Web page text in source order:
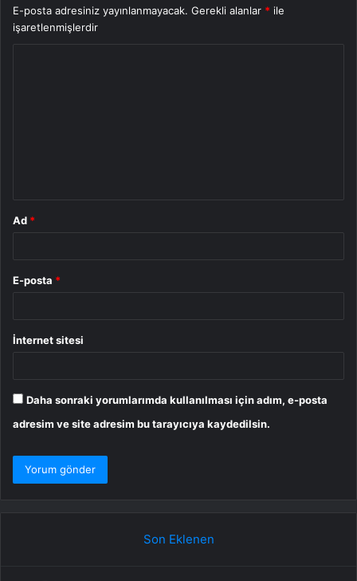
E-posta adresiniz yayınlanmayacak. Gerekli alanlar * ile
işaretlenmişlerdir
Ad *
E-posta *
İnternet sitesi
Daha sonraki yorumlarımda kullanılması için adım, e-posta
adresim ve site adresim bu tarayıcıya kaydedilsin.
Son Eklenen